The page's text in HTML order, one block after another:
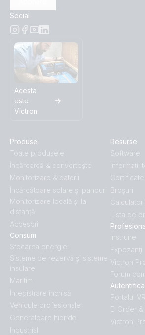
Smart IP43 Charger 48V 13A (1)
Social
Acesta
este
Victron
Produse
Toate produsele
Încărcarcă & convertește
Monitorizare & baterii
Încărcătoare solare și panouri
Monitorizare locală și la
distanță
Accesorii
Consum
Stocarea energiei
Sisteme de rezervă și sisteme
insulare
Maritim
Înregistrare închisă
Vehicule profesionale
Generatoare hibride
Industrial
Resurse
Software
Informații
Certificate
Broșuri
Calculator
Lista de
Instruire
Expozanţi
Victron
Forum
Portalul
E-Order &
Victron